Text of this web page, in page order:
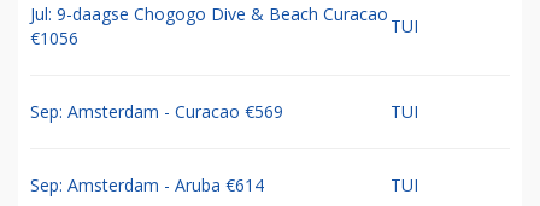
Jul: 9-daagse Chogogo Dive & Beach Curacao
€1056
TUI
Sep: Amsterdam - Curacao €569 TUI
Sep: Amsterdam - Aruba €614 TUI